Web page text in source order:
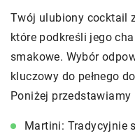
Twój ulubiony cocktail
które podkreśli jego
smakowe. Wybór
kluczowy do pełnego
Poniżej
Martini: Tradycyjnie